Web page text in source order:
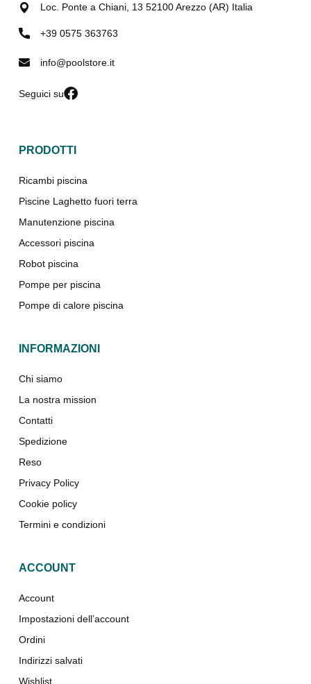
Loc. Ponte a Chiani, 13 52100 Arezzo (AR) Italia
+39 0575 363763
info@poolstore.it
Seguici su
PRODOTTI
Ricambi piscina
Piscine Laghetto fuori terra
Manutenzione piscina
Accessori piscina
Robot piscina
Pompe per piscina
Pompe di calore piscina
INFORMAZIONI
Chi siamo
La nostra mission
Contatti
Spedizione
Reso
Privacy Policy
Cookie policy
Termini e condizioni
ACCOUNT
Account
Impostazioni dell’account
Ordini
Indirizzi salvati
Wishlist